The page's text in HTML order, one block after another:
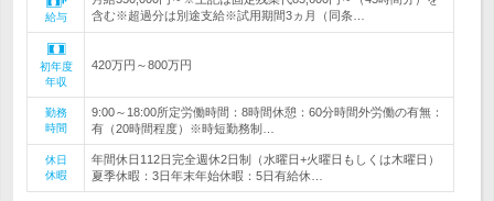
給与
含む※超過分は別途支給※試用期間3ヵ月（同条…
初年度
年収
420万円～800万円
勤務
時間
9:00～18:00所定労働時間：8時間休憩：60分時間外労働の有無：
有（20時間程度）※時短勤務制…
休日
休暇
年間休日112日完全週休2日制（水曜日+火曜日もしくは木曜日）
夏季休暇：3日年末年始休暇：5日有給休…